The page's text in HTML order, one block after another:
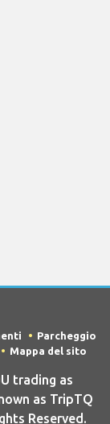
Parcheggio
Mappa del sito
trading as
as TripTQ
Reserved.